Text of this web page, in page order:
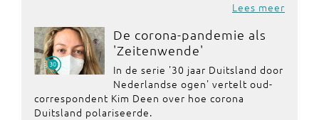
Lees meer
De corona-pandemie als
'Zeitenwende'
In de serie '30 jaar Duitsland door
Nederlandse ogen' vertelt oud-
correspondent Kim Deen over hoe corona
Duitsland polariseerde.